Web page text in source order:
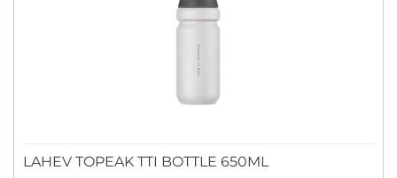
LAHEV TOPEAK TTI BOTTLE 650ML